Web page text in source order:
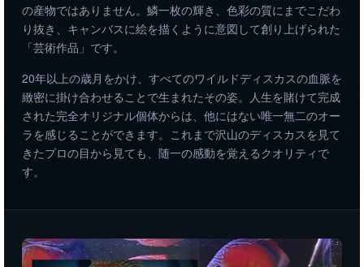
の産物ではありません。鱗一枚の輝き、色彩の質にまでこだわ
り抜き、キャンバスに絵を描くように意図して創り上げられた
「芸術作品」です。
20年以上の歳月をかけ、すべてのワイルドディスカスの血脈を
緻密に掛け合わせることで生まれたその姿。人生を賭けて完成
された完全オリジナル個体からは、他にはない唯一無二のオー
ラを感じることができます。これまで沢山のディスカスを見て
きたプロの目から見ても、随一の感動を覚えるクオリティで
す。